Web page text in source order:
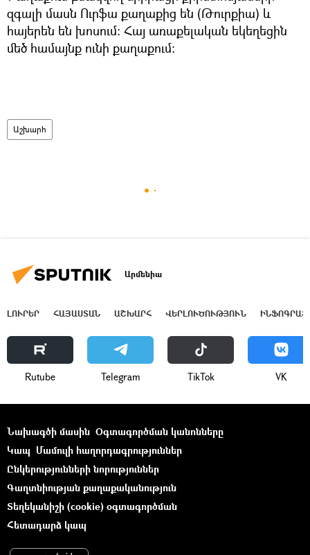
զգալի մասն Ուրֆա քաղաքից են (Թուրքիա) և
հայերեն են խոսում։ Հայ առաքելական եկեղեցին
մեծ համայնք ունի քաղաքում։
Աշխարհ
Արմենիա
ԼՈՒՐԵՐ ՀԱՅԱՍՏԱՆ ԱՇԽԱՐՀ ՎԵՐԼՈՒԾՈՒԹՅՈՒՆ
Rutube Telegram ТikТоk VK
Նախագծի մասին Օգտագործման կանոնները
Կապ Մամուլի հաղորդագրություններ
Ընկերությունների նորություններ
Գաղտնիության քաղաքականություն
Տեղեկանիշի (cookie) օգտագործման
Հետադարձ կապ